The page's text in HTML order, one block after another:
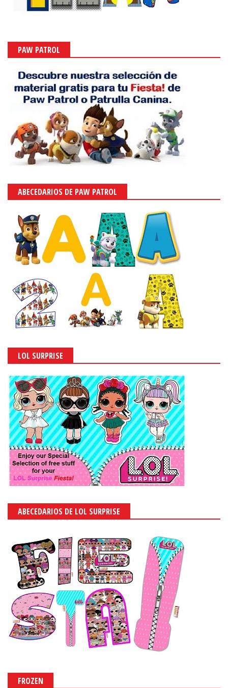
PAW PATROL
ABECEDARIOS DE PAW PATROL
LOL SURPRISE
ABECEDARIOS DE LOL SURPRISE
FROZEN